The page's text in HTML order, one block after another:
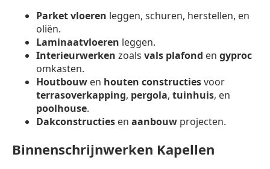
Parket vloeren leggen, schuren, herstellen, en
oliën.
Laminaatvloeren leggen.
Interieurwerken zoals vals plafond en gyproc
omkasten.
Houtbouw en houten constructiesvoor
terrasoverkapping, pergola, tuinhuis, en
poolhouse.
Dakconstructies en aanbouw projecten.
Binnenschrijnwerken Kapellen